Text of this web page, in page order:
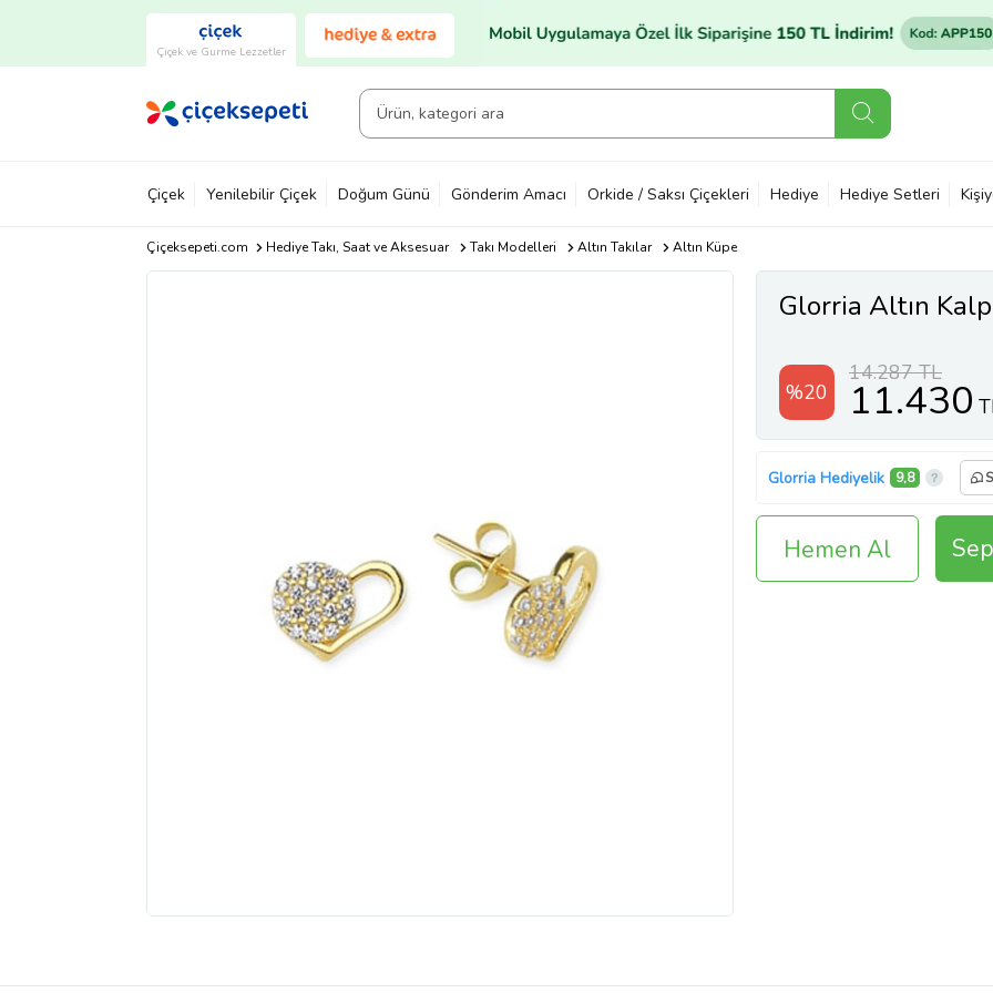
Çiçek ve Gurme Lezzetler
Çiçek Yenilebilir Çiçek Doğum Günü Gönderim Amacı Orkide / Saksı Çiçekleri Hediye Hediye Setleri
Çiçeksepeti.com Hediye Takı, Saat ve Aksesuar Takı Modelleri Altın Takılar Altın Küpe
Glorria Altın
%20
14.287 TL
11.430
Glorria Hediyelik 9,8
Hemen Al